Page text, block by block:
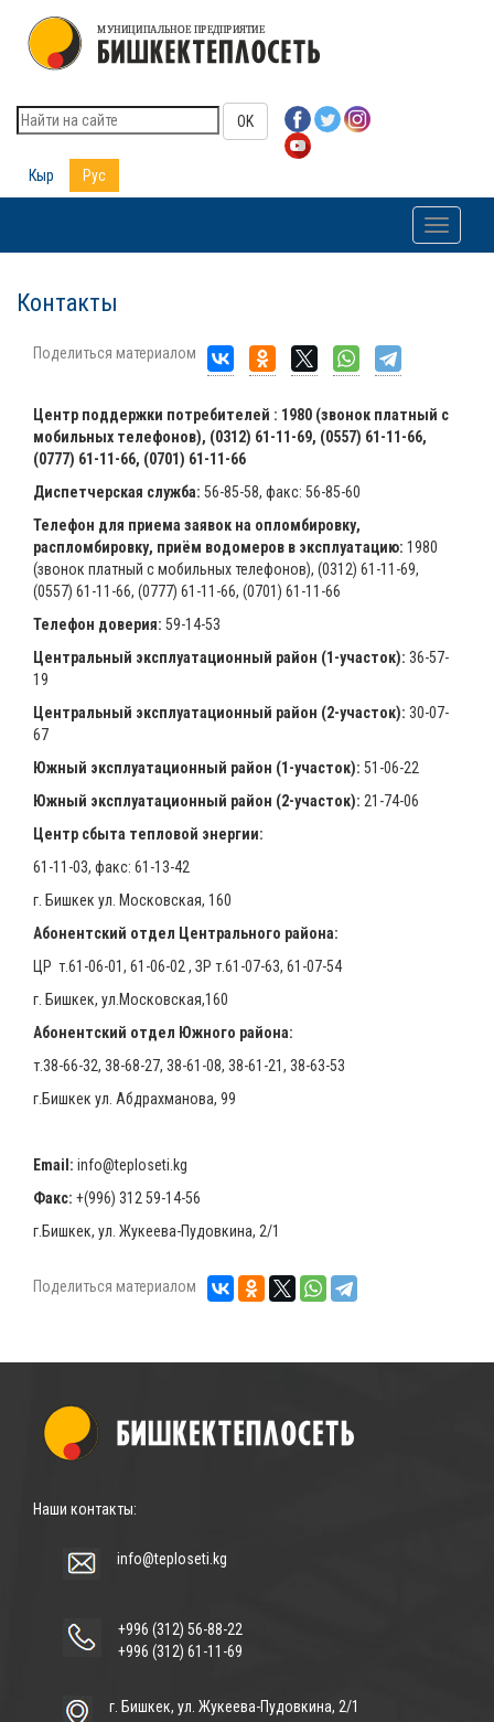
OK
Кыр Рус
Toggle
Контакты
Поделиться материалом
Центр поддержки потребителей : 1980 (звонок платный с
мобильных телефонов), (0312) 61-11-69, (0557) 61-11-66,
(0777) 61-11-66, (0701) 61-11-66
Диспетчерская служба: 56-85-58, факс: 56-85-60
Телефон для приема заявок на опломбировку,
распломбировку, приём водомеров в эксплуатацию: 1980
(звонок платный с мобильных телефонов), (0312) 61-11-69,
(0557) 61-11-66, (0777) 61-11-66, (0701) 61-11-66
Телефон доверия: 59-14-53
Центральный эксплуатационный район (1-участок): 36-57-
19
Центральный эксплуатационный район (2-участок): 30-07-
67
Южный эксплуатационный район (1-участок): 51-06-22
Южный эксплуатационный район (2-участок): 21-74-06
Центр сбыта тепловой энергии:
61-11-03, факс: 61-13-42
г. Бишкек ул. Московская, 160
Абонентский отдел Центрального района:
ЦР т.61-06-01, 61-06-02 , ЗР т.61-07-63, 61-07-54
г. Бишкек, ул.Московская,160
Абонентский отдел Южного района:
т.38-66-32, 38-68-27, 38-61-08, 38-61-21, 38-63-53
г.Бишкек ул. Абдрахманова, 99
Email: info@teploseti.kg
Факс: +(996) 312 59-14-56
г.Бишкек, ул. Жукеева-Пудовкина, 2/1
Поделиться материалом
Наши контакты:
info@teploseti.kg
+996 (312) 56-88-22
+996 (312) 61-11-69
г. Бишкек, ул. Жукеева-Пудовкина, 2/1